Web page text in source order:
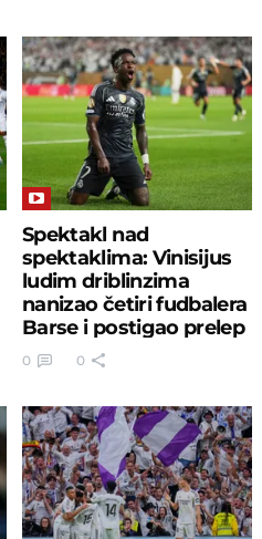
Spektakl nad
spektaklima: Vinisijus
ludim driblinzima
nanizao četiri fudbalera
Barse i postigao prelep
gol
0 0